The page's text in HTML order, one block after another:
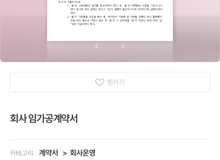
찜하기
회사 임가공계약서
카테고리 계약서 회사운영